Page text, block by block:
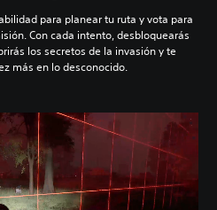
para planear tu ruta y vota para
Con cada intento, desbloquearás
los secretos de la invasión y te
más en lo desconocido.